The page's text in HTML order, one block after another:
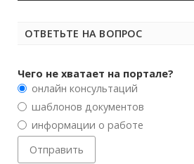
ОТВЕТЬТЕ НА ВОПРОС
Чего не хватает на портале?
онлайн консультаций
шаблонов документов
информации о работе